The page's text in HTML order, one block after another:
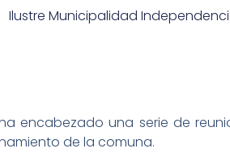
Ilustre Municipalidad
encabezado una serie de
de la comuna.